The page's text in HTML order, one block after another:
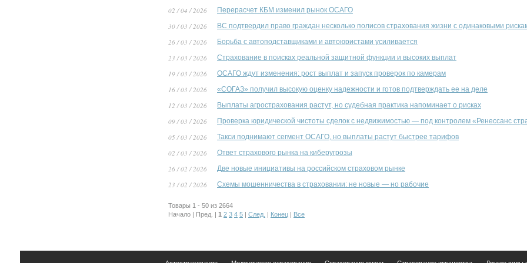
02 / 04 / 2026 Перерасчет КБМ изменил рынок ОСАГО
30 / 03 / 2026 ВС подтвердил право граждан несколько полисов страхования жизни с одинаковыми
26 / 03 / 2026 Борьба с автоподставщиками и автоюристами усиливается
23 / 03 / 2026 Страхование в поисках реальной защитной функции и высоких выплат
19 / 03 / 2026 ОСАГО ждут изменения: рост выплат и запуск проверок по камерам
16 / 03 / 2026 «СОГАЗ» получил высокую оценку надежности и готов подтверждать ее на деле
12 / 03 / 2026 Выплаты агрострахования растут, но судебная практика напоминает о рисках
09 / 03 / 2026 Проверка юридической чистоты сделок с недвижимостью — под контролем «Ренессанс
05 / 03 / 2026 Такси поднимают сегмент ОСАГО, но выплаты растут быстрее тарифов
02 / 03 / 2026 Ответ страхового рынка на киберугрозы
26 / 02 / 2026 Две новые инициативы на российском страховом рынке
23 / 02 / 2026 Схемы мошенничества в страховании: не новые — но рабочие
Товары 1 - 50 из 2664
Начало | Пред. | 1 2 3 4 5 | След. | Конец | Все